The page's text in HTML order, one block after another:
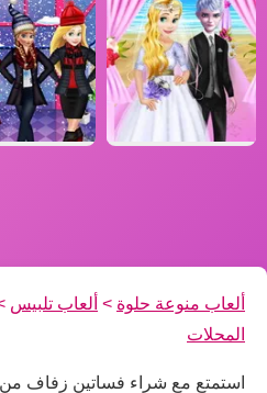
ألعاب منوعة حلوة > ألعاب تلبيس
المحلات
استمتع مع شراء فساتين زفاف من